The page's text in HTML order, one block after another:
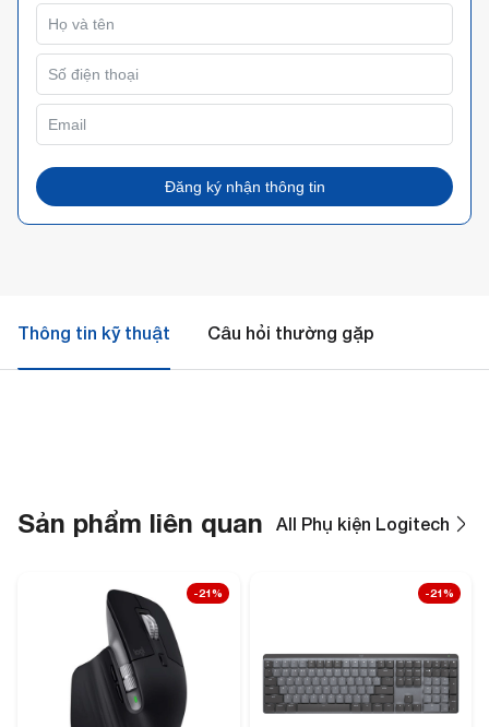
Đăng ký nhận thông tin
Thông tin kỹ thuật Câu hỏi thường gặp
Sản phẩm liên quan All Phụ kiện Logitech
-21% -21%